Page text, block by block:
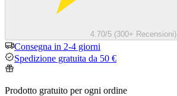
4.70/5 (300+ Recensioni)
Consegna in 2-4 giorni
Spedizione gratuita da 50 €
Prodotto gratuito per ogni ordine